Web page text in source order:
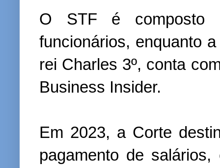
O STF é
funcionários, enquanto
rei Charles 3º, conta
Business Insider.
Em 2023, a Corte
pagamento de